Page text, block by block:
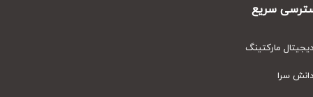
سریع
مارکتینگ
سرا